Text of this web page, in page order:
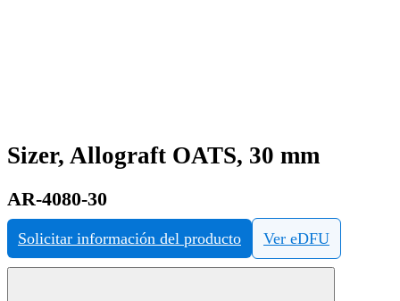
Sizer, Allograft OATS, 30 mm
AR-4080-30
Solicitar información del producto Ver eDFU